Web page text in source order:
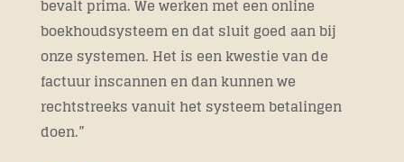
bevalt prima. We werken met een online
boekhoudsysteem en dat sluit goed aan bij
onze systemen. Het is een kwestie van de
factuur inscannen en dan kunnen we
rechtstreeks vanuit het systeem betalingen
doen.”